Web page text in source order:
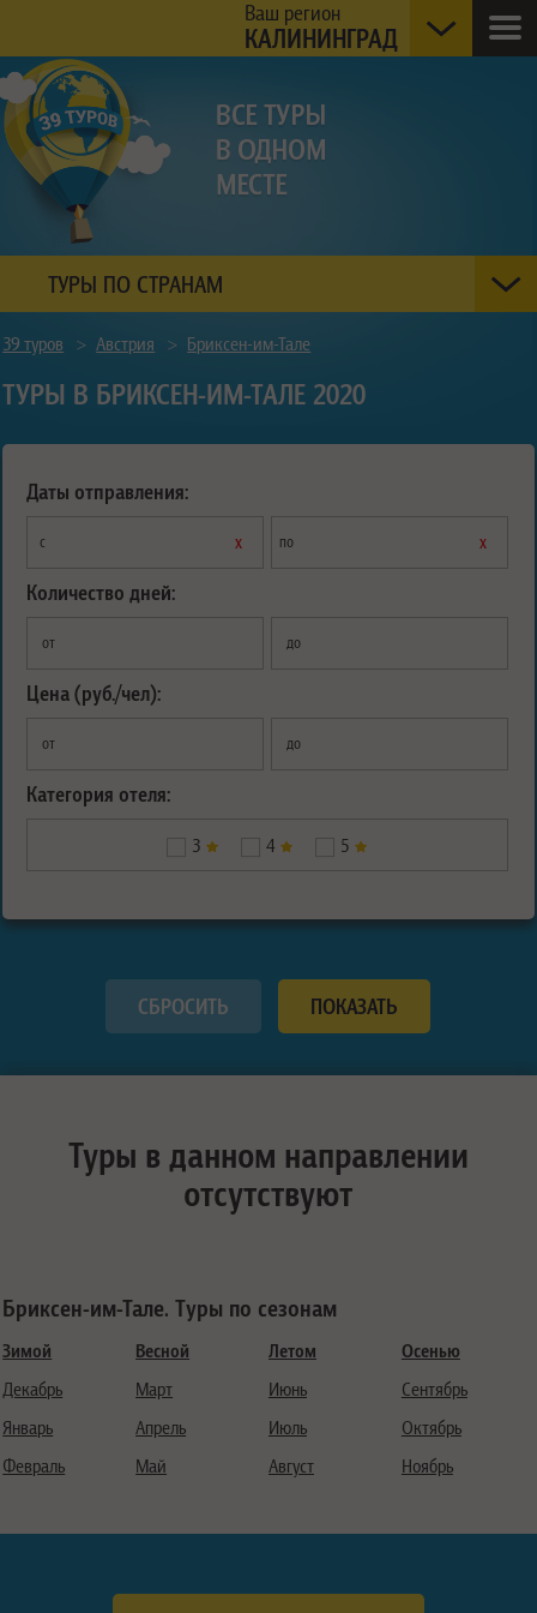
Ваш регион
КАЛИНИНГРАД
ТУРЫ ПО СТРАНАМ
39 туров > Австрия > Бриксен-им-Тале
ТУРЫ В БРИКСЕН-ИМ-ТАЛЕ 2020
Даты отправления:
с х по х
Количество дней:
от до
Цена (руб./чел):
от до
Категория отеля:
3 4 5
Туры в данном направлении
отсутствуют
Бриксен-им-Тале. Туры по сезонам
Зимой
Декабрь
Январь
Февраль
Весной
Март
Апрель
Май
Летом
Июнь
Июль
Август
Осенью
Сентябрь
Октябрь
Ноябрь